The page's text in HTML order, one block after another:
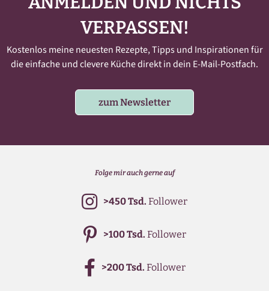
VERPASSEN!
Kostenlos meine neuesten Rezepte, Tipps und Inspirationen für
die einfache und clevere Küche direkt in dein E-Mail-Postfach.
zum Newsletter
Folge mir auch gerne auf
>450 Tsd. Follower
>100 Tsd. Follower
>200 Tsd. Follower